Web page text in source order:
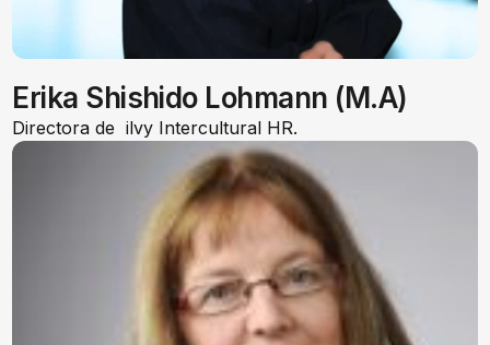
Erika Shishido Lohmann (M.A)
Directora de ilvy Intercultural HR.